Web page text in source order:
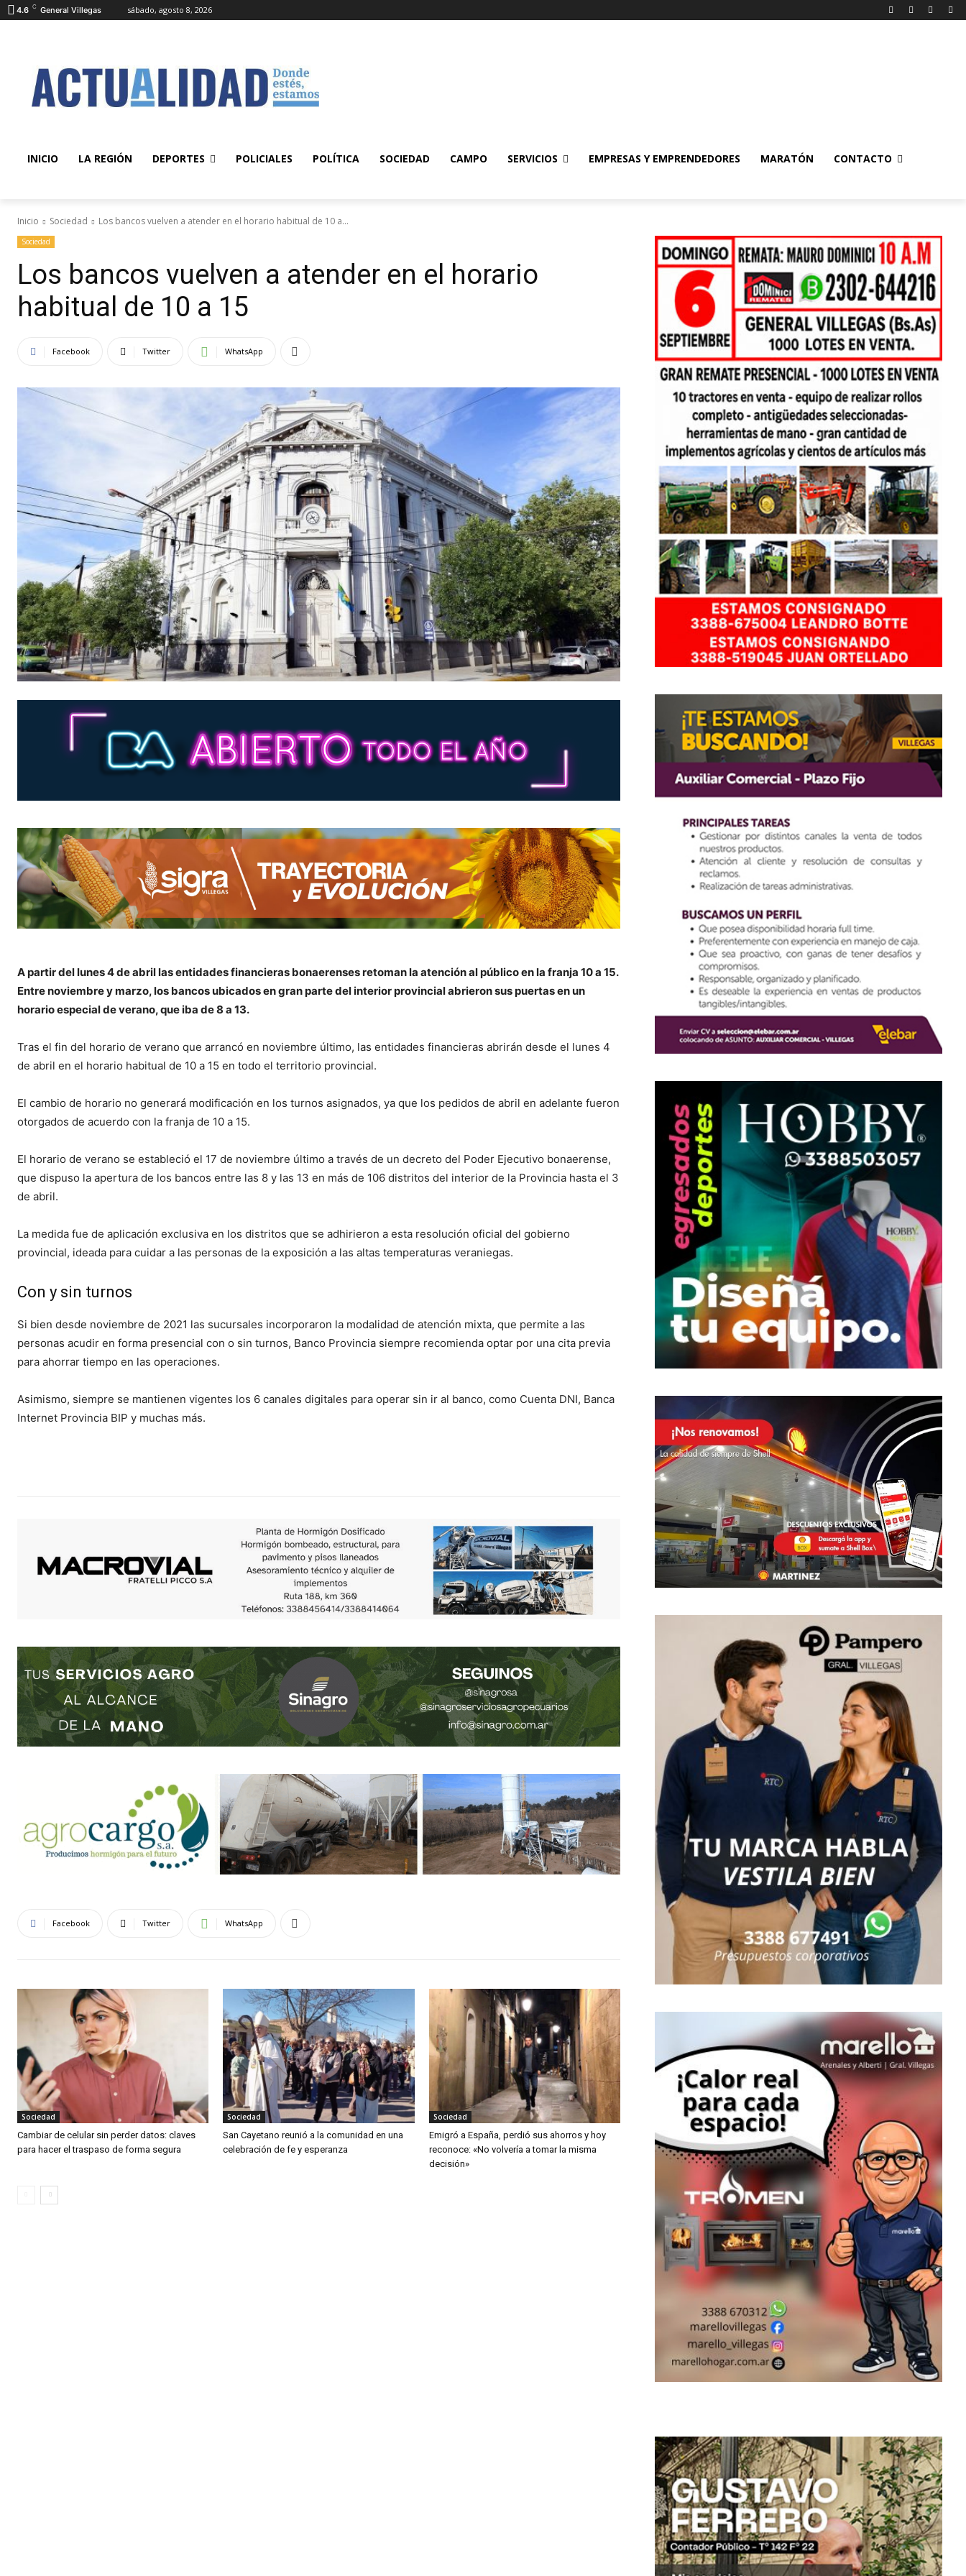
4.6 C General Villegas sábado, agosto 8, 2026
INICIO LA REGIÓN DEPORTES POLICIALES POLÍTICA SOCIEDAD CAMPO SERVICIOS EMPRESAS Y EMPRENDEDORES MARATÓN CONTACTO
Inicio Sociedad Los bancos vuelven a atender en el horario habitual de 10 a...
Sociedad
Los bancos vuelven a atender en el horario
habitual de 10 a 15
Facebook Twitter WhatsApp
A partir del lunes 4 de abril las entidades financieras bonaerenses retoman la atención al público en la franja 10 a 15.
Entre noviembre y marzo, los bancos ubicados en gran parte del interior provincial abrieron sus puertas en un
horario especial de verano, que iba de 8 a 13.
Tras el fin del horario de verano que arrancó en noviembre último, las entidades financieras abrirán desde el lunes 4
de abril en el horario habitual de 10 a 15 en todo el territorio provincial.
El cambio de horario no generará modificación en los turnos asignados, ya que los pedidos de abril en adelante fueron
otorgados de acuerdo con la franja de 10 a 15.
El horario de verano se estableció el 17 de noviembre último a través de un decreto del Poder Ejecutivo bonaerense,
que dispuso la apertura de los bancos entre las 8 y las 13 en más de 106 distritos del interior de la Provincia hasta el 3
de abril.
La medida fue de aplicación exclusiva en los distritos que se adhirieron a esta resolución oficial del gobierno
provincial, ideada para cuidar a las personas de la exposición a las altas temperaturas veraniegas.
Con y sin turnos
Si bien desde noviembre de 2021 las sucursales incorporaron la modalidad de atención mixta, que permite a las
personas acudir en forma presencial con o sin turnos, Banco Provincia siempre recomienda optar por una cita previa
para ahorrar tiempo en las operaciones.
Asimismo, siempre se mantienen vigentes los 6 canales digitales para operar sin ir al banco, como Cuenta DNI, Banca
Internet Provincia BIP y muchas más.
Facebook Twitter WhatsApp
Sociedad
Cambiar de celular sin perder datos: claves
para hacer el traspaso de forma segura
Sociedad
San Cayetano reunió a la comunidad en una
celebración de fe y esperanza
Sociedad
Emigró a España, perdió sus ahorros y hoy
reconoce: «No volvería a tomar la misma
decisión»